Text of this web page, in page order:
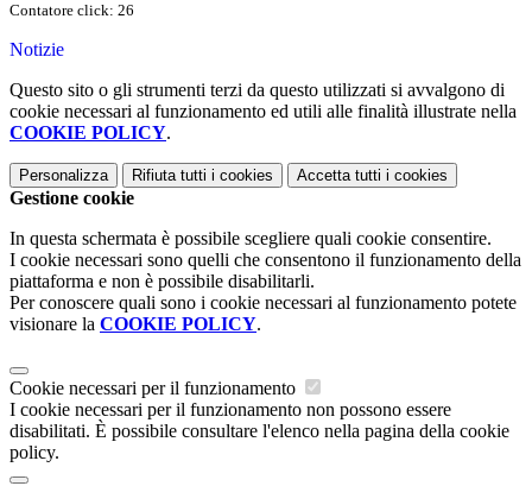
Contatore click: 26
Notizie
Questo sito o gli strumenti terzi da questo utilizzati si avvalgono di
cookie necessari al funzionamento ed utili alle finalità illustrate nella
COOKIE POLICY.
Personalizza Rifiuta tutti i cookies Accetta tutti i cookies
Gestione cookie
In questa schermata è possibile scegliere quali cookie consentire.
I cookie necessari sono quelli che consentono il funzionamento della
piattaforma e non è possibile disabilitarli.
Per conoscere quali sono i cookie necessari al funzionamento potete
visionare la COOKIE POLICY.
Cookie necessari per il funzionamento
I cookie necessari per il funzionamento non possono essere
disabilitati. È possibile consultare l'elenco nella pagina della cookie
policy.